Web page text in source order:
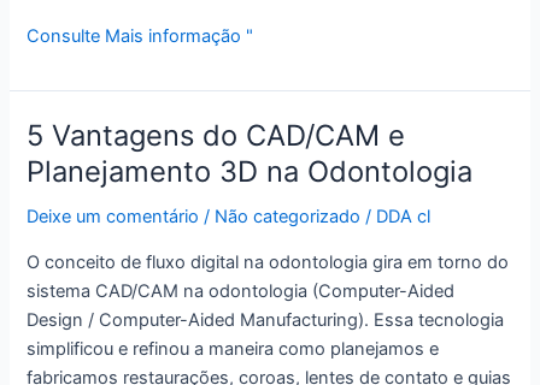
Consulte Mais informação "
5 Vantagens do CAD/CAM e
Planejamento 3D na Odontologia
Deixe um comentário / Não categorizado / DDA cl
O conceito de fluxo digital na odontologia gira em torno do
sistema CAD/CAM na odontologia (Computer-Aided
Design / Computer-Aided Manufacturing). Essa tecnologia
simplificou e refinou a maneira como planejamos e
fabricamos restaurações, coroas, lentes de contato e guias
5
Vantagens
do
CAD/CAM
Planejamento
3D
na
Odontologia